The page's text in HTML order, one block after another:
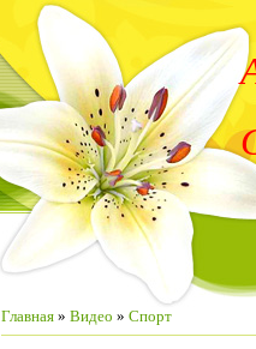
Главная » Видео » Спорт